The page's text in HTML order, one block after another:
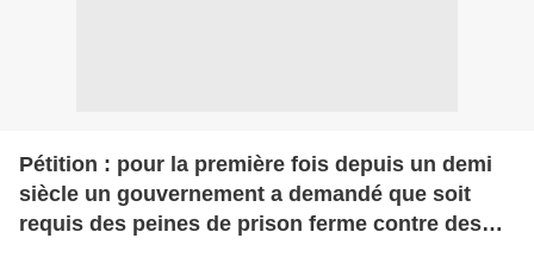
Pétition : pour la première fois depuis un demi
siècle un gouvernement a demandé que soit
requis des peines de prison ferme contre des